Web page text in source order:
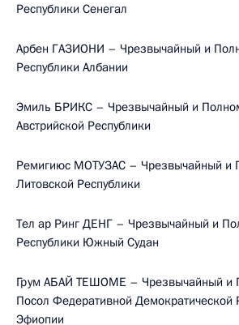
Республики Сенегал
Арбен ГАЗИОНИ – Чрезвычайный и
Республики Албании
Эмиль БРИКС – Чрезвычайный и
Австрийской Республики
Ремигиюс МОТУЗАС – Чрезвычайный и
Литовской Республики
Тел ар Ринг ДЕНГ – Чрезвычайный и
Республики Южный Судан
Грум АБАЙ ТЕШОМЕ – Чрезвычайный и
Посол Федеративной Демократической
Эфиопии